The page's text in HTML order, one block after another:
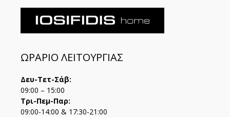
ΩΡΑΡΙΟ ΛΕΙΤΟΥΡΓΙΑΣ
Δευ-Τετ-Σάβ:
09:00 – 15:00
Τρι-Πεμ-Παρ:
09:00-14:00 & 17:30-21:00